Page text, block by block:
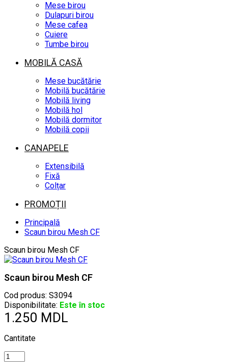
Mese birou
Dulapuri birou
Mese cafea
Cuiere
Tumbe birou
MOBILĂ CASĂ
Mese bucătărie
Mobilă bucătărie
Mobilă living
Mobilă hol
Mobilă dormitor
Mobilă copii
CANAPELE
Extensibilă
Fixă
Colțar
PROMOȚII
Principală
Scaun birou Mesh CF
Scaun birou Mesh CF
Scaun birou Mesh CF
Cod produs: S3094
Disponibilitate: Este în stoc
1.250 MDL
Cantitate